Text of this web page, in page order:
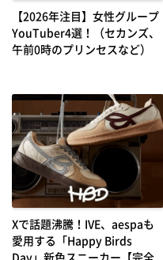
【2026年注目】女性グループ
YouTuber4選！（セカンズ、
午前0時のプリンセスなど）
Xで話題沸騰！IVE、aespaも
愛用する「Happy Birds
Day」新色スニーカー【完全